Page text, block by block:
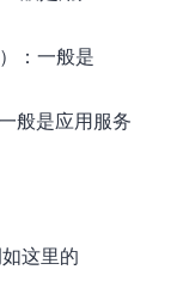
：一般是
般是应用服务
这里的